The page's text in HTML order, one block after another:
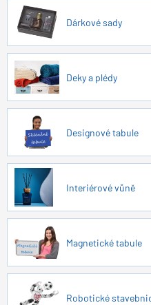
Dárkové sady
Deky a plédy
Designové tabule
Interiérové vůně
Magnetické tabule
Robotické